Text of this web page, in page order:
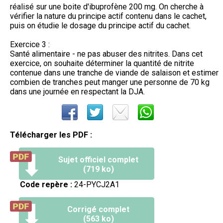
réalisé sur une boite d'ibuprofène 200 mg. On cherche à
vérifier la nature du principe actif contenu dans le cachet,
puis on étudie le dosage du principe actif du cachet.
Exercice 3 :
Santé alimentaire - ne pas abuser des nitrites. Dans cet
exercice, on souhaite déterminer la quantité de nitrite
contenue dans une tranche de viande de salaison et estimer
combien de tranches peut manger une personne de 70 kg
dans une journée en respectant la DJA.
Télécharger les PDF :
Sujet officiel complet
(719 ko)
Code repère : 24-PYCJ2A1
Corrigé complet
(563 ko)